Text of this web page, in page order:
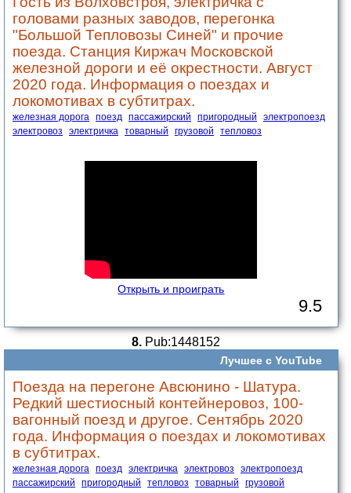
головами разных заводов, перегонка
"Большой Тепловозы Синей" и прочие
поезда. Станция Киржач Московской
железной дороги и её окрестности. Август
2020 года. Информация о поездах и
локомотивах в субтитрах.
железная дорога поезд пассажирский пригородный
электропоезд
электровоз
электричка товарный грузовой тепловоз
Открыть и проиграть
9.5
8.Pub:1448152
Лучшее с YouTube
Поезда на перегоне Авсюнино - Шатура.
Редкий шестиосный контейнеровоз, 100-
вагонный поезд и другое. Сентябрь 2020
года. Информация о поездах и локомотивах
в субтитрах.
железная дорога поезд электричка электровоз
электропоезд
пассажирский
пригородный тепловоз товарный грузовой